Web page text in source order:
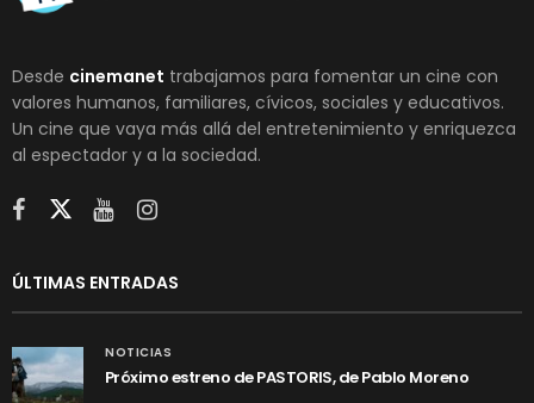
Desde cinemanet trabajamos para fomentar un cine con
valores humanos, familiares, cívicos, sociales y educativos.
Un cine que vaya más allá del entretenimiento y enriquezca
al espectador y a la sociedad.
ÚLTIMAS ENTRADAS
NOTICIAS
Próximo estreno de PASTORIS, de Pablo Moreno